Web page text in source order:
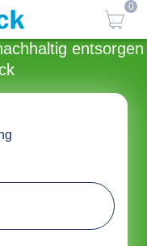
0
entsorgen